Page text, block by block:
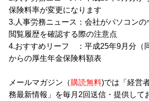
保険料率が変更になります
3.人事労務ニュース：会社がパソコン
閲覧履歴を確認する際の注意点
4.おすすめリーフ ：平成25年9月分（
からの厚生年金保険料額表
メールマガジン（購読無料)では「経営
務最新情報」を毎月2回送信・提供して